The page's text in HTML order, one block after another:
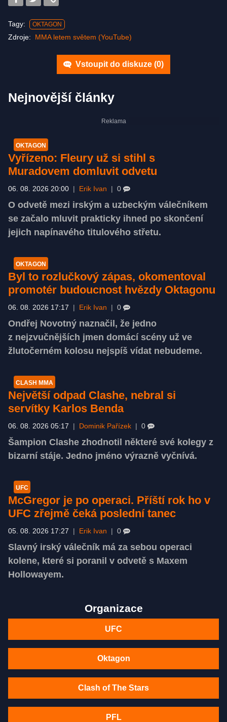
Tagy: OKTAGON
Zdroje: MMA letem světem (YouTube)
Vstoupit do diskuze (0)
Nejnovější články
OKTAGON
Vyřízeno: Fleury už si stihl s
Muradovem domluvit odvetu
06. 08. 2026 20:00 Erik Ivan 0
O odvetě mezi irským a uzbeckým válečníkem
se začalo mluvit prakticky ihned po skončení
jejich napínavého titulového střetu.
OKTAGON
Byl to rozlučkový zápas, okomentoval
promotér budoucnost hvězdy Oktagonu
06. 08. 2026 17:17 Erik Ivan 0
Ondřej Novotný naznačil, že jedno
z nejzvučnějších jmen domácí scény už ve
žlutočerném kolosu nejspíš vídat nebudeme.
CLASH MMA
Největší odpad Clashe, nebral si
servítky Karlos Benda
06. 08. 2026 05:17 Dominik Pařízek 0
Šampion Clashe zhodnotil některé své kolegy z
bizarní stáje. Jedno jméno výrazně vyčnívá.
UFC
McGregor je po operaci. Příští rok ho v
UFC zřejmě čeká poslední tanec
05. 08. 2026 17:27 Erik Ivan 0
Slavný irský válečník má za sebou operaci
kolene, které si poranil v odvetě s Maxem
Hollowayem.
Organizace
UFC
Oktagon
Clash of The Stars
PFL